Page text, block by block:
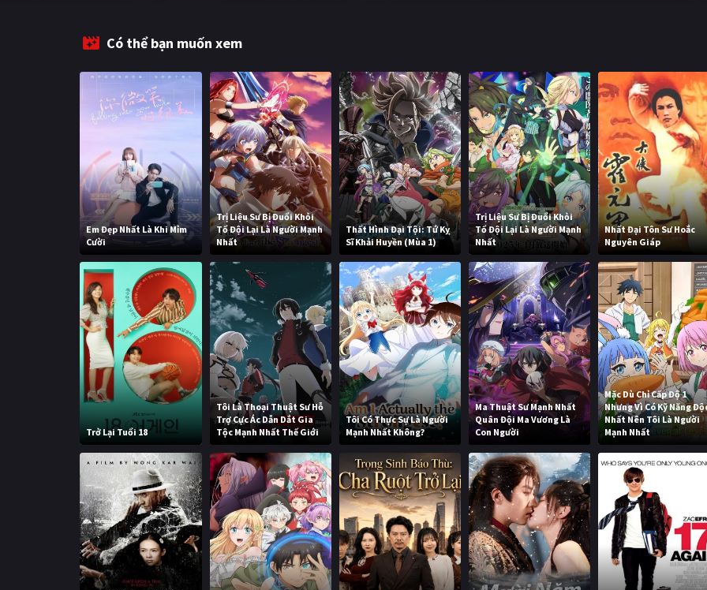
Có thể bạn muốn xem
Em Đẹp Nhất Là Khi Mỉm
Cười
Trị Liệu Sư Bị Đuổi Khỏi
Tổ Đội Lại Là Người Mạnh
Nhất
Thất Hình Đại Tội: Tứ Kỵ
Sĩ Khải Huyền (Mùa 1)
Trị Liệu Sư Bị Đuổi Khỏi
Tổ Đội Lại Là Người Mạnh
Nhất
Nhất Đại Tôn Sư Hoắc
Nguyên Giáp
Trở Lại Tuổi 18
Tôi Là Thoại Thuật Sư Hỗ
Trợ Cực Ác Dẫn Dắt Gia
Tộc Mạnh Nhất Thế Giới
Tôi Có Thực Sự Là Người
Mạnh Nhất Không?
Ma Thuật Sư Mạnh Nhất
Quân Đội Ma Vương Là
Con Người
Mặc Dù Chỉ Cấp Độ 1
Nhưng Vì Có Kỹ Năng
Nhất Nên Tôi Là Người
Mạnh Nhất